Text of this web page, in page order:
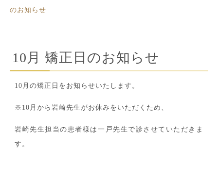
のお知らせ
10月 矯正日のお知らせ
10月の矯正日をお知らせいたします。
※10月から岩崎先生がお休みをいただくため、
岩崎先生担当の患者様は一戸先生で診させていただきま
す。